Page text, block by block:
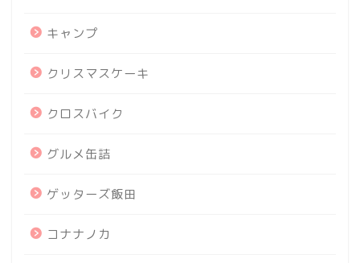
キャンプ
クリスマスケーキ
クロスバイク
グルメ缶詰
ゲッターズ飯田
コナナノカ